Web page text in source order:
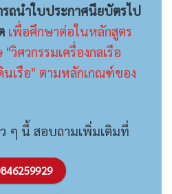
ถนำใบประกาศนียบัตรไป
เพื่อศึกษาต่อในหลักสูตร
ศวกรรมเครื่องกลเรือ
นเรือ" ตามหลักเกณฑ์ของ
ๆ นี้ สอบถามเพิ่มเติมที่